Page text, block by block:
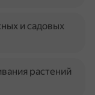
и садовых
растений